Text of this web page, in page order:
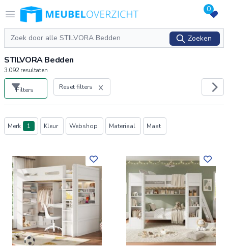
Open menu
Logo Meubeloverzicht.nl 0
Zoeken
Zoeken
STILVORA Bedden
3.092resultaten
Filters Reset filters
Producten
Merk 1 Kleur Webshop Materiaal Maat